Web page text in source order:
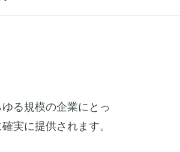
る規模の企業にとっ
実に提供されます。